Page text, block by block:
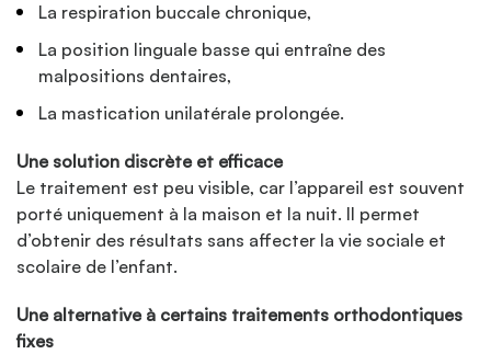
La respiration buccale chronique,
La position linguale basse qui entraîne des
malpositions dentaires,
La mastication unilatérale prolongée.
Une solution discrète et efficace
Le traitement est peu visible, car l’appareil est souvent
porté uniquement à la maison et la nuit. Il permet
d’obtenir des résultats sans affecter la vie sociale et
scolaire de l’enfant.
Une alternative à certains traitements orthodontiques
fixes